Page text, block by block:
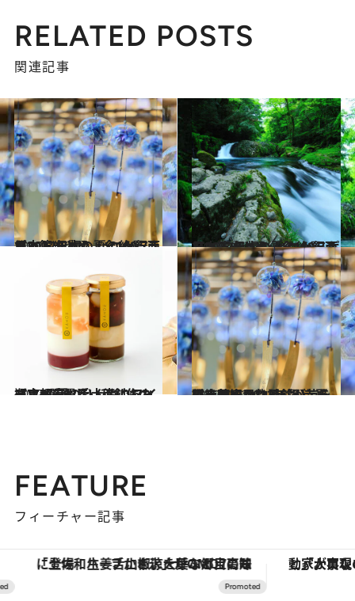
RELATED POSTS
関連記事
2022.8.4
【2022年版】 いつか行きたい！ 日本の夏の絶景 西日本篇まとめ《全160スポット》①
旅＆お出かけ 2022.8.4
【2022年版】 いつか行きたい！ 日本の夏の絶景 西日本篇まとめ《全160スポット》②
旅＆お出かけ
2022.7.23
【京都府】手土産にもおすすめ 夏のひんやりスイーツ3選 麗しい和創作の瓶スイーツを
グルメ 2022.7.12
【京都府 2022年版】 夏の絶景・風物詩5選 寺を彩る華やかな風鈴が涼を誘う壮観
旅＆お出かけ
FEATURE
フィーチャー記事
「土佐和ハーブかき氷」がOMO7高知に登場！生姜、山椒、大葉など目にも舌にも涼を呼ぶ郷土の味